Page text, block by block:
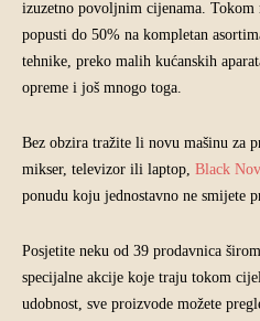
izuzetno povoljnim cijenama. Tokom
popusti do 50% na kompletan
tehnike, preko malih kućanskih
opreme i još mnogo toga.
Bez obzira tražite li novu mašinu za
mikser, televizor ili laptop, Black
ponudu koju jednostavno ne smijete
Posjetite neku od 39 prodavnica
specijalne akcije koje traju tokom
udobnost, sve proizvode možete